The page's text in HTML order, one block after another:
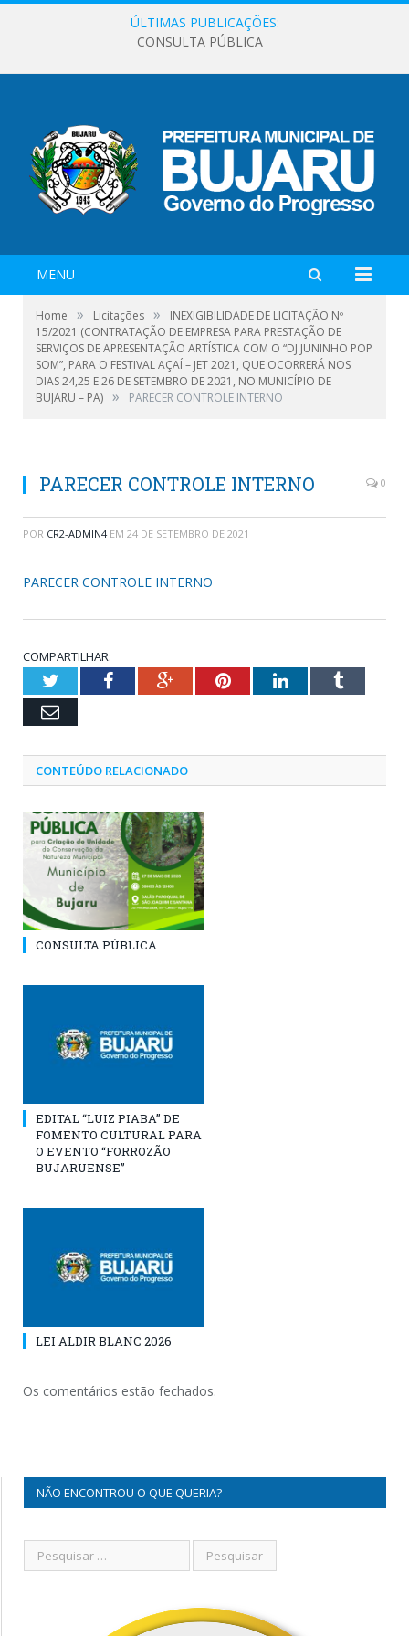
ÚLTIMAS PUBLICAÇÕES:
CONSULTA PÚBLICA
MENU
Home » Licitações »
INEXIGIBILIDADE DE LICITAÇÃO Nº
15/2021 (CONTRATAÇÃO DE EMPRESA PARA PRESTAÇÃO DE
SERVIÇOS DE APRESENTAÇÃO ARTÍSTICA COM O “DJ JUNINHO POP
SOM”, PARA O FESTIVAL AÇAÍ – JET 2021, QUE OCORRERÁ NOS
DIAS 24,25 E 26 DE SETEMBRO DE 2021, NO MUNICÍPIO DE
BUJARU – PA) » PARECER CONTROLE INTERNO
PARECER CONTROLE INTERNO 0
POR CR2-ADMIN4 EM 24 DE SETEMBRO DE 2021
PARECER CONTROLE INTERNO
COMPARTILHAR:
TwitterFacebookGoogle+PinterestLinkedInTumblr
Email
CONTEÚDO RELACIONADO
CONSULTA PÚBLICA
EDITAL “LUIZ PIABA” DE
FOMENTO CULTURAL PARA
O EVENTO “FORROZÃO
BUJARUENSE”
LEI ALDIR BLANC 2026
Os comentários estão fechados.
NÃO ENCONTROU O QUE QUERIA?